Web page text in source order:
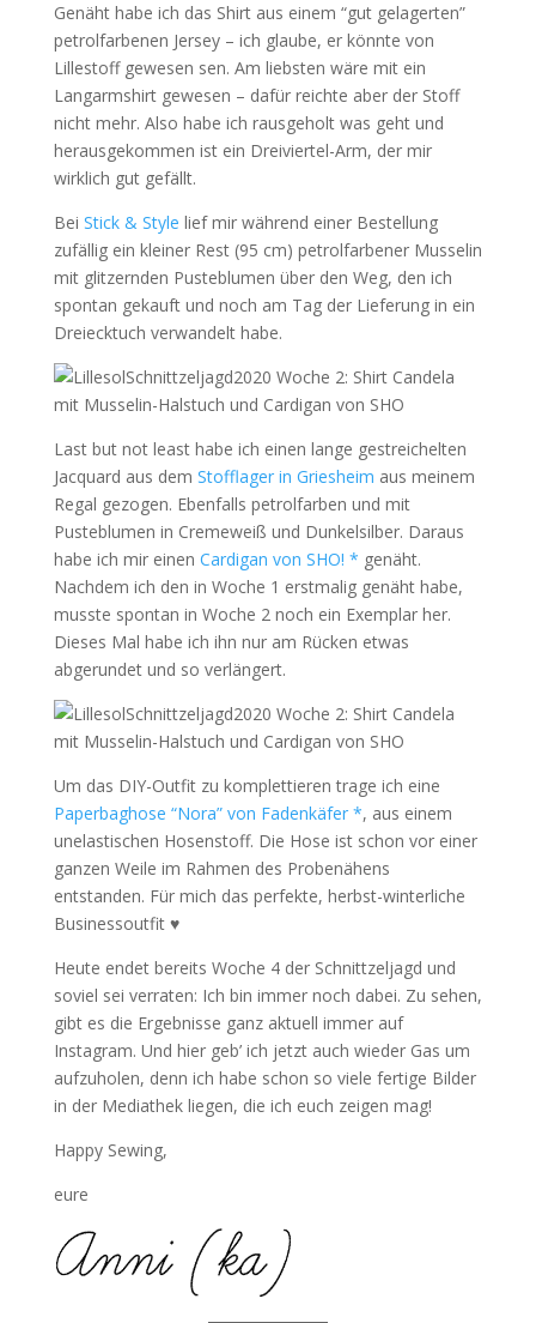
Genäht habe ich das Shirt aus einem “gut gelagerten”
petrolfarbenen Jersey – ich glaube, er könnte von
Lillestoff gewesen sen. Am liebsten wäre mit ein
Langarmshirt gewesen – dafür reichte aber der Stoff
nicht mehr. Also habe ich rausgeholt was geht und
herausgekommen ist ein Dreiviertel-Arm, der mir
wirklich gut gefällt.
Bei Stick & Style lief mir während einer Bestellung
zufällig ein kleiner Rest (95 cm) petrolfarbener Musselin
mit glitzernden Pusteblumen über den Weg, den ich
spontan gekauft und noch am Tag der Lieferung in ein
Dreiecktuch verwandelt habe.
Last but not least habe ich einen lange gestreichelten
Jacquard aus dem Stofflager in Griesheim aus meinem
Regal gezogen. Ebenfalls petrolfarben und mit
Pusteblumen in Cremeweiß und Dunkelsilber. Daraus
habe ich mir einen Cardigan von SHO! * genäht.
Nachdem ich den in Woche 1 erstmalig genäht habe,
musste spontan in Woche 2 noch ein Exemplar her.
Dieses Mal habe ich ihn nur am Rücken etwas
abgerundet und so verlängert.
Um das DIY-Outfit zu komplettieren trage ich eine
Paperbaghose “Nora” von Fadenkäfer *, aus einem
unelastischen Hosenstoff. Die Hose ist schon vor einer
ganzen Weile im Rahmen des Probenähens
entstanden. Für mich das perfekte, herbst-winterliche
Businessoutfit ♥
Heute endet bereits Woche 4 der Schnittzeljagd und
soviel sei verraten: Ich bin immer noch dabei. Zu sehen,
gibt es die Ergebnisse ganz aktuell immer auf
Instagram. Und hier geb’ ich jetzt auch wieder Gas um
aufzuholen, denn ich habe schon so viele fertige Bilder
in der Mediathek liegen, die ich euch zeigen mag!
Happy Sewing,
eure